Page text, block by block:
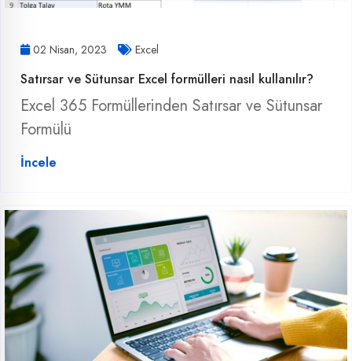
02 Nisan, 2023 Excel
Satırsar ve Sütunsar Excel formülleri nasıl kullanılır?
Excel 365 Formüllerinden Satırsar ve Sütunsar
Formülü
İncele